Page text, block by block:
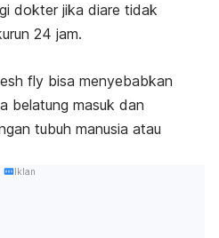
dokter jika diare tidak
24 jam.
fly bisa menyebabkan
belatung masuk dan
tubuh manusia atau
Iklan